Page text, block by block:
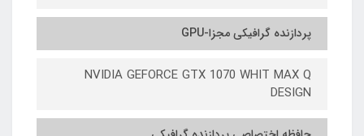
پردازنده گرافیکی مجزا-GPU
NVIDIA GEFORCE GTX 1070 WHIT MAX Q
DESIGN